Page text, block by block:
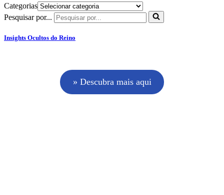
Categorias
Pesquisar por...
Insights Ocultos do Reino
» Descubra mais aqui